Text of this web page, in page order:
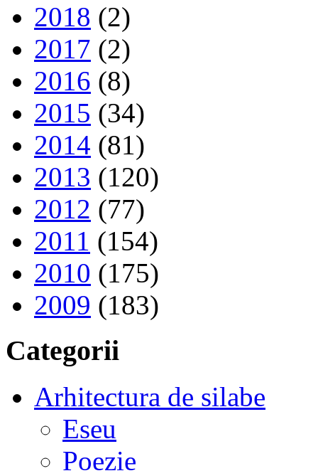
2018 (2)
2017 (2)
2016 (8)
2015 (34)
2014 (81)
2013 (120)
2012 (77)
2011 (154)
2010 (175)
2009 (183)
Categorii
Arhitectura de silabe
Eseu
Poezie